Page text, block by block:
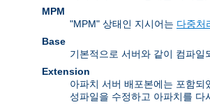
MPM
"MPM" 상태인 지시어는 다중처
Base
기본적으로 서버와 같이 컴파
Extension
아파치 서버 배포본에는 포함
성파일을 수정하고 아파치를 다